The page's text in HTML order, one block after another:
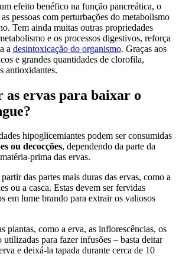
efeito benéfico na função pancreática, o
pessoas com perturbações do metabolismo
Tem ainda muitas outras propriedades
e os processos digestivos, reforça
a desintoxicação do organismo. Graças aos
e grandes quantidades de clorofila,
antioxidantes.
ervas para baixar o
hipoglicemiantes podem ser consumidas
ou decocções, dependendo da parte da
prima das ervas.
das partes mais duras das ervas, como a
ou a casca. Estas devem ser fervidas
em lume brando para extrair os valiosos
plantas, como a erva, as inflorescências, os
utilizadas para fazer infusões – basta deitar
e deixá-la tapada durante cerca de 10